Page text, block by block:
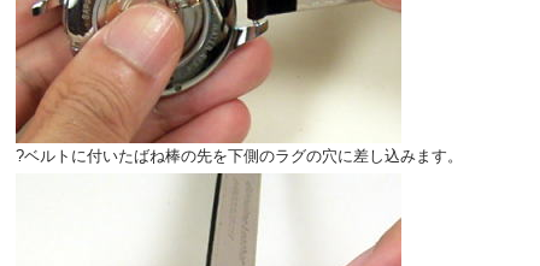
?ベルトに付いたばね棒の先を下側のラグの穴に差し込みます。